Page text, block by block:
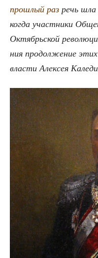
про­шлый раз речь шла
когда участ­ни­ки
Октябрь­ской
ния про­дол­же­ние
вла­сти Алек­сея